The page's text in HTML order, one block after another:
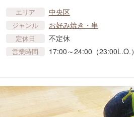
エリア 中央区
ジャンル お好み焼き・串
定休日 不定休
営業時間 17:00～24:00（23:00L.O.）